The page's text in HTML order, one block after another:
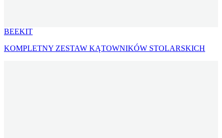
BEEKIT
KOMPLETNY ZESTAW KĄTOWNIKÓW STOLARSKICH